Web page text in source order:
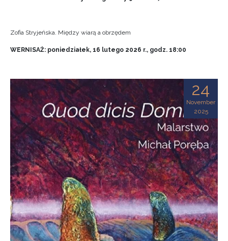
Zofia Stryjeńska. Między wiarą a obrzędem
WERNISAŻ: poniedziałek, 16 lutego 2026 r., godz. 18:00
24
November
2025